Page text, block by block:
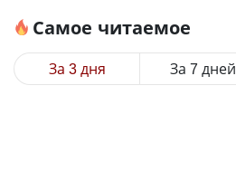
Самое читаемое
За 3 дня За 7 дней